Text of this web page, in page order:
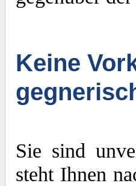
Keine
Sie sind
steht Ihnen